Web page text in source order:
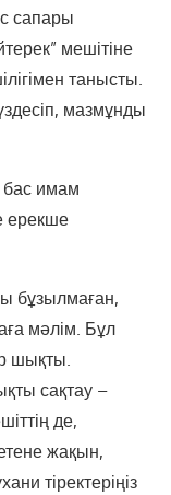
сапары
мешітіне
танысты.
мазмұнды
бас имам
ерекше
бұзылмаған,
мәлім. Бұл
шықты.
сақтау –
де,
жақын,
тіректеріңіз